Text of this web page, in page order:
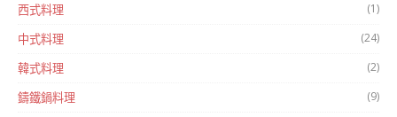
西式料理 (1)
中式料理 (24)
韓式料理 (2)
鑄鐵鍋料理 (9)